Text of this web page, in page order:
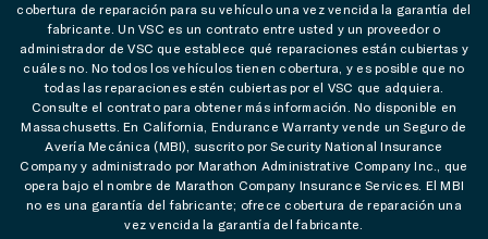
cobertura de reparación para su vehículo una vez vencida la garantía del
fabricante. Un VSC es un contrato entre usted y un proveedor o
administrador de VSC que establece qué reparaciones están cubiertas y
cuáles no. No todos los vehículos tienen cobertura, y es posible que no
todas las reparaciones estén cubiertas por el VSC que adquiera.
Consulte el contrato para obtener más información. No disponible en
Massachusetts. En California, Endurance Warranty vende un Seguro de
Avería Mecánica (MBI), suscrito por Security National Insurance
Company y administrado por Marathon Administrative Company Inc., que
opera bajo el nombre de Marathon Company Insurance Services. El MBI
no es una garantía del fabricante; ofrece cobertura de reparación una
vez vencida la garantía del fabricante.